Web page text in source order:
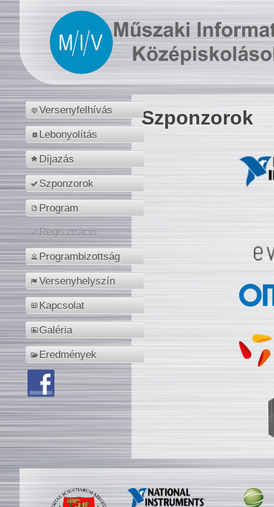
Versenyfelhívás
Lebonyolítás
Díjazás
Szponzorok
Program
Regisztráció
Programbizottság
Versenyhelyszín
Kapcsolat
Galéria
Eredmények
Szponzorok